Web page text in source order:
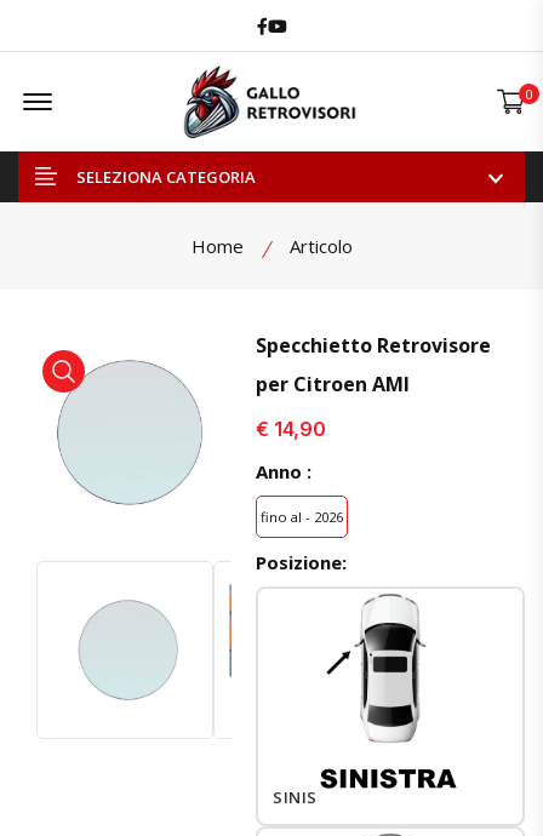
Facebook
Youtube
Offcanvas Menu Open 0
SELEZIONA CATEGORIA
Home Articolo
visualizza prodotto visualizza prodotto
Specchietto Retrovisore
per Citroen AMI
€ 14,90
Anno :
fino al - 2026
Posizione:
SINISTRO